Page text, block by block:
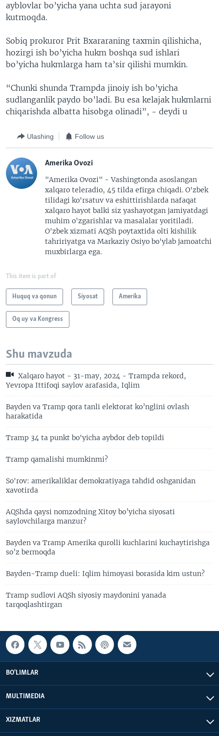
ayblovlar bo’yicha yana uchta sud jarayoni
kutmoqda.
Sobiq prokuror Prit Bxararaning taxmin qilishicha,
hozirgi ish bo’yicha hukm boshqa sud ishlari
bo’yicha hukmlarga ham ta’sir qilishi mumkin.
“Chunki shunda Trampda jinoiy ish bo’yicha
sudlanganlik paydo bo’ladi. Bu esa kelajak hukmlarni
chiqarishda albatta hisobga olinadi”, - deydi u
Ulashing Follow us
Amerika Ovozi
"Amerika Ovozi" - Vashingtonda asoslangan
xalqaro teleradio, 45 tilda efirga chiqadi. O'zbek
tilidagi ko'rsatuv va eshittirishlarda nafaqat
xalqaro hayot balki siz yashayotgan jamiyatdagi
muhim o'zgarishlar va masalalar yoritiladi.
O'zbek xizmati AQSh poytaxtida olti kishilik
tahririyatga va Markaziy Osiyo bo'ylab jamoatchi
muxbirlarga ega.
This item is part of
Huquq va qonun Siyosat Amerika
Oq uy va Kongress
Shu mavzuda
Xalqaro hayot - 31-may, 2024 - Trampda rekord,
Yevropa Ittifoqi saylov arafasida, Iqlim
Bayden va Tramp qora tanli elektorat ko’nglini ovlash
harakatida
Tramp 34 ta punkt bo'yicha aybdor deb topildi
Tramp qamalishi mumkinmi?
So'rov: amerikaliklar demokratiyaga tahdid oshganidan
xavotirda
AQShda qaysi nomzodning Xitoy bo’yicha siyosati
saylovchilarga manzur?
Bayden va Tramp Amerika qurolli kuchlarini kuchaytirishga
so’z bermoqda
Bayden-Tramp dueli: Iqlim himoyasi borasida kim ustun?
Tramp sudlovi AQSh siyosiy maydonini yanada
tarqoqlashtirgan
BO'LIMLAR
MULTIMEDIA
XIZMATLAR